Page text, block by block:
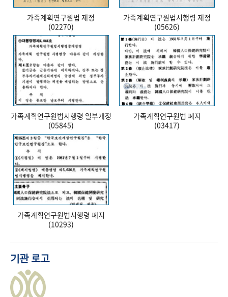
가족계획연구원법 제정
(02270)
가족계획연구원법시행령 제정
(05626)
가족계획연구원법시행령 일부개정
(05845)
가족계획연구원법 폐지
(03417)
가족계획연구원법시행령 폐지
(10293)
기관 로고